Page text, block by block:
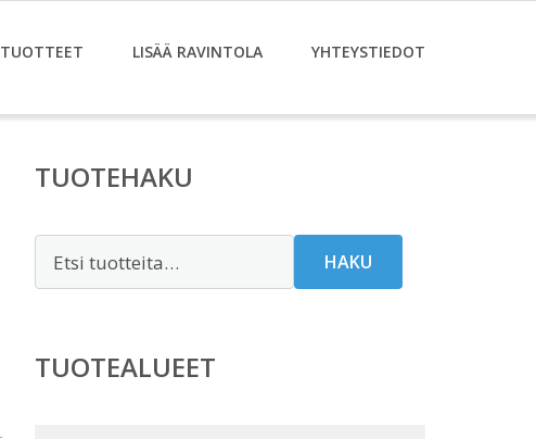
TUOTTEET LISÄÄ RAVINTOLA YHTEYSTIEDOT
TUOTEHAKU
HAKU
TUOTEALUEET